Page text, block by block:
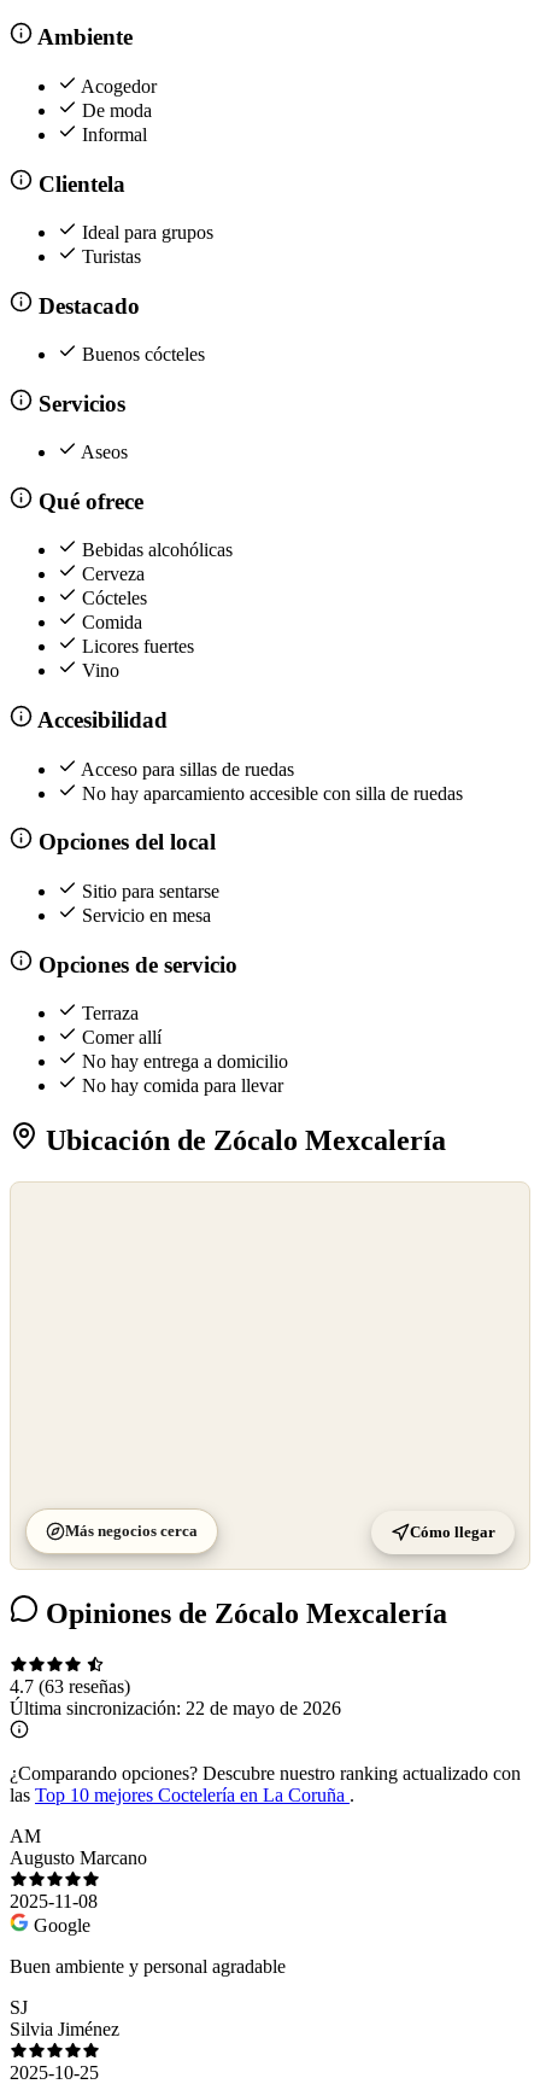
Ambiente
Acogedor
De moda
Informal
Clientela
Ideal para grupos
Turistas
Destacado
Buenos cócteles
Servicios
Aseos
Qué ofrece
Bebidas alcohólicas
Cerveza
Cócteles
Comida
Licores fuertes
Vino
Accesibilidad
Acceso para sillas de ruedas
No hay aparcamiento accesible con silla de ruedas
Opciones del local
Sitio para sentarse
Servicio en mesa
Opciones de servicio
Terraza
Comer allí
No hay entrega a domicilio
No hay comida para llevar
Ubicación de Zócalo Mexcalería
Más negocios cerca Cómo llegar
Opiniones de Zócalo Mexcalería
4.7 (63 reseñas)
Última sincronización: 22 de mayo de 2026
¿Comparando opciones? Descubre nuestro ranking actualizado con
las Top 10 mejores Coctelería en La Coruña .
AM
Augusto Marcano
2025-11-08
Google
Buen ambiente y personal agradable
SJ
Silvia Jiménez
2025-10-25